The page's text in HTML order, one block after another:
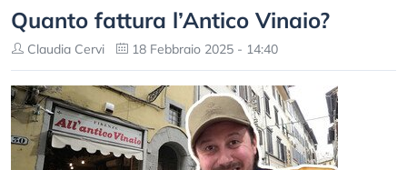
Quanto fattura l’Antico Vinaio?
Claudia Cervi 18 Febbraio 2025 - 14:40